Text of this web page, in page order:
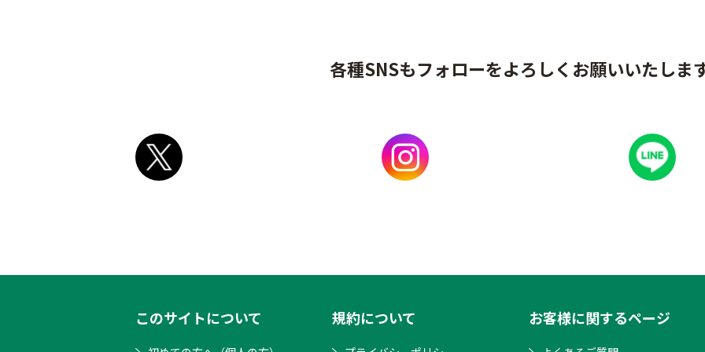
各種SNSもフォローをよろしくお願いいたしま
このサイトについて 規約について お客様に関するページ